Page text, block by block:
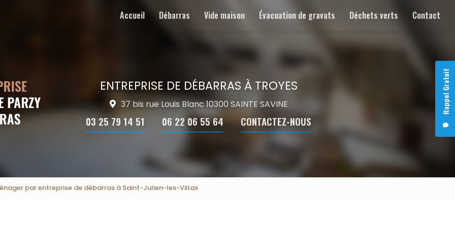
Rappel Gratuit
Accueil
Débarras Vide maison Évacuation de gravats Déchets verts Contact
ENTREPRISE DE DÉBARRAS À TROYES
37 bis rue Louis Blanc 10300 SAINTE SAVINE
03 25 79 14 51 06 22 06 55 64 CONTACTEZ-NOUS
par entreprise de débarras à Saint-Julien-les-Villas